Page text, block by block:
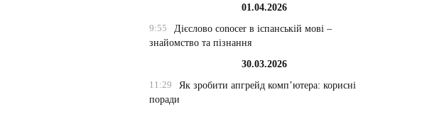
01.04.2026
9:55
Дієслово conocer в іспанській мові –
знайомство та пізнання
30.03.2026
11:29
Як зробити апгрейд комп’ютера: корисні
поради